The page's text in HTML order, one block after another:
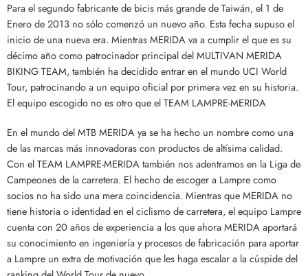
Para el segundo fabricante de bicis más grande de Taiwán, el 1 de
Enero de 2013 no sólo comenzó un nuevo año. Esta fecha supuso el
inicio de una nueva era. Mientras MERIDA va a cumplir el que es su
décimo año como patrocinador principal del MULTIVAN MERIDA
BIKING TEAM, también ha decidido entrar en el mundo UCI World
Tour, patrocinando a un equipo oficial por primera vez en su historia.
El equipo escogido no es otro que el TEAM LAMPRE-MERIDA
En el mundo del MTB MERIDA ya se ha hecho un nombre como una
de las marcas más innovadoras con productos de altísima calidad.
Con el TEAM LAMPRE-MERIDA también nos adentramos en la Liga de
Campeones de la carretera. El hecho de escoger a Lampre como
socios no ha sido una mera coincidencia. Mientras que MERIDA no
tiene historia o identidad en el ciclismo de carretera, el equipo Lampre
cuenta con 20 años de experiencia a los que ahora MERIDA aportará
su conocimiento en ingeniería y procesos de fabricación para aportar
a Lampre un extra de motivación que les haga escalar a la cúspide del